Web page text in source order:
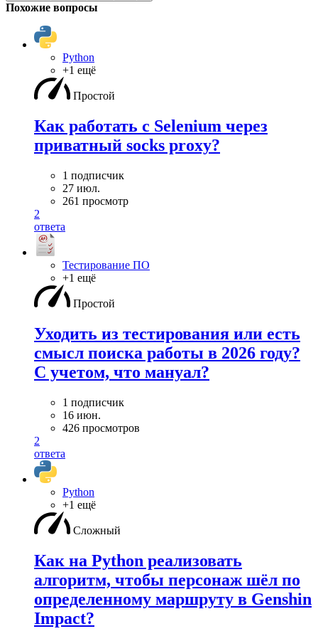
Похожие вопросы
Python
+1 ещё
Простой
Как работать с Selenium через
приватный socks proxy?
1 подписчик
27 июл.
261 просмотр
2
ответа
Тестирование ПО
+1 ещё
Простой
Уходить из тестирования или есть
смысл поиска работы в 2026 году?
С учетом, что мануал?
1 подписчик
16 июн.
426 просмотров
2
ответа
Python
+1 ещё
Сложный
Как на Python реализовать
алгоритм, чтобы персонаж шёл по
определенному маршруту в Genshin
Impact?